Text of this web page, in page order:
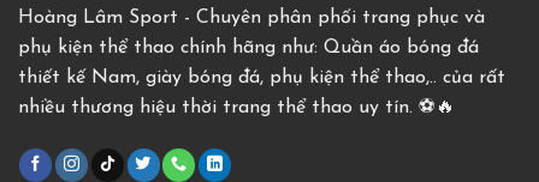
Hoàng Lâm Sport - Chuyên phân phối trang phục và
phụ kiện thể thao chính hãng như: Quần áo bóng đá
thiết kế Nam, giày bóng đá, phụ kiện thể thao,.. của rất
nhiều thương hiệu thời trang thể thao uy tín. ⚽️🔥